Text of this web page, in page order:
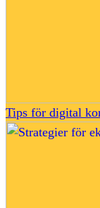
Tips för digital